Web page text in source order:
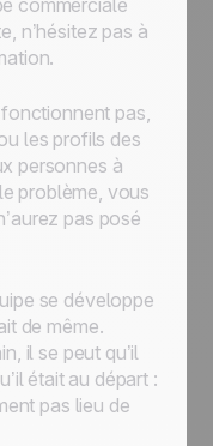
commerciale
n’hésitez pas à
pas,
les profils des
personnes à
problème, vous
pas posé
se développe
de même.
il se peut qu’il
était au départ :
pas lieu de